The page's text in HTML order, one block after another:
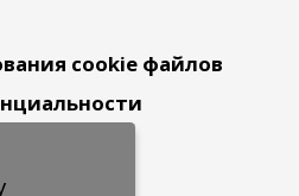
cookie файлов